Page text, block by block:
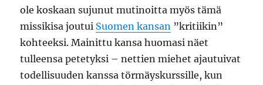
ole koskaan sujunut mutinoitta myös tämä
missikisa joutui Suomen kansan ”kritiikin”
kohteeksi. Mainittu kansa huomasi näet
tulleensa petetyksi – nettien miehet ajautuivat
todellisuuden kanssa törmäyskurssille, kun